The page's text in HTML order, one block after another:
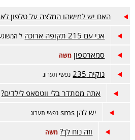
האם יש למישהו המלצה על טלפון לא
אני עם 215 תקופה ארוכה ל
סמארטפון משה
נוקיה 235 נפשי תערוג
אתה מסתדר בלי ווטסאפ לילדים?
יש להן sms נפשי תערוג
וזה נוח לך? משה